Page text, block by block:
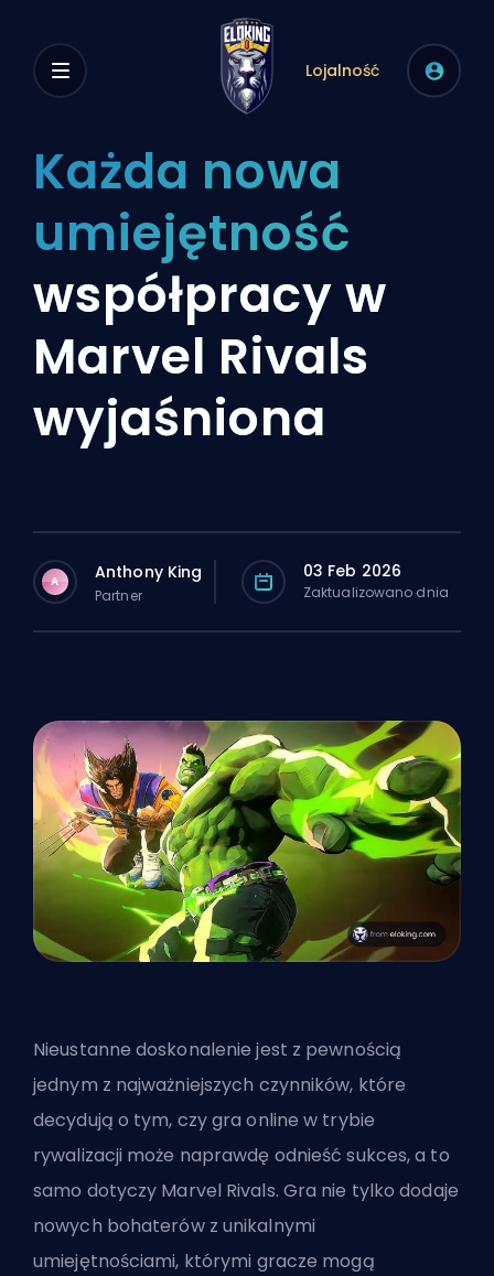
Lojalność
Każda nowa
umiejętność
współpracy w
Marvel Rivals
wyjaśniona
A Anthony King
Partner
03 Feb 2026
Zaktualizowano dnia
Nieustanne doskonalenie jest z pewnością
jednym z najważniejszych czynników, które
decydują o tym, czy gra online w trybie
rywalizacji może naprawdę odnieść sukces, a to
samo dotyczy Marvel Rivals. Gra nie tylko dodaje
nowych bohaterów z unikalnymi
umiejętnościami, którymi gracze mogą